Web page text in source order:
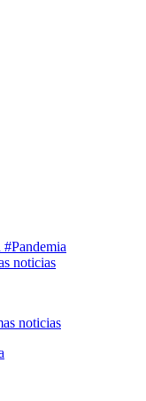
#Pandemia
noticias
noticias